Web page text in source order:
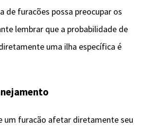
de furacões possa preocupar os
lembrar que a probabilidade de
uma ilha específica é
um furacão afetar diretamente seu